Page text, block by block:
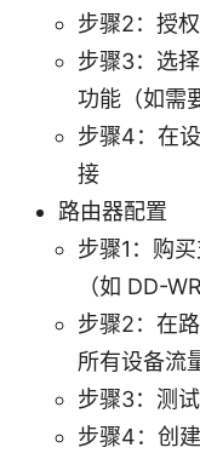
步骤2：授
步骤3：选
功能（如需
步骤4：在
接
路由器配置
步骤1：购
（如 DD-
步骤2：在
所有设备流
步骤3：测
步骤4：创